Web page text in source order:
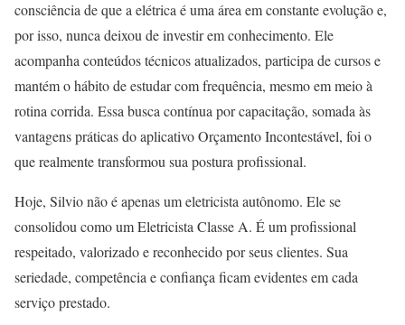
consciência de que a elétrica é uma área em constante evolução e,
por isso, nunca deixou de investir em conhecimento. Ele
acompanha conteúdos técnicos atualizados, participa de cursos e
mantém o hábito de estudar com frequência, mesmo em meio à
rotina corrida. Essa busca contínua por capacitação, somada às
vantagens práticas do aplicativo Orçamento Incontestável, foi o
que realmente transformou sua postura profissional.
Hoje, Silvio não é apenas um eletricista autônomo. Ele se
consolidou como um Eletricista Classe A. É um profissional
respeitado, valorizado e reconhecido por seus clientes. Sua
seriedade, competência e confiança ficam evidentes em cada
serviço prestado.